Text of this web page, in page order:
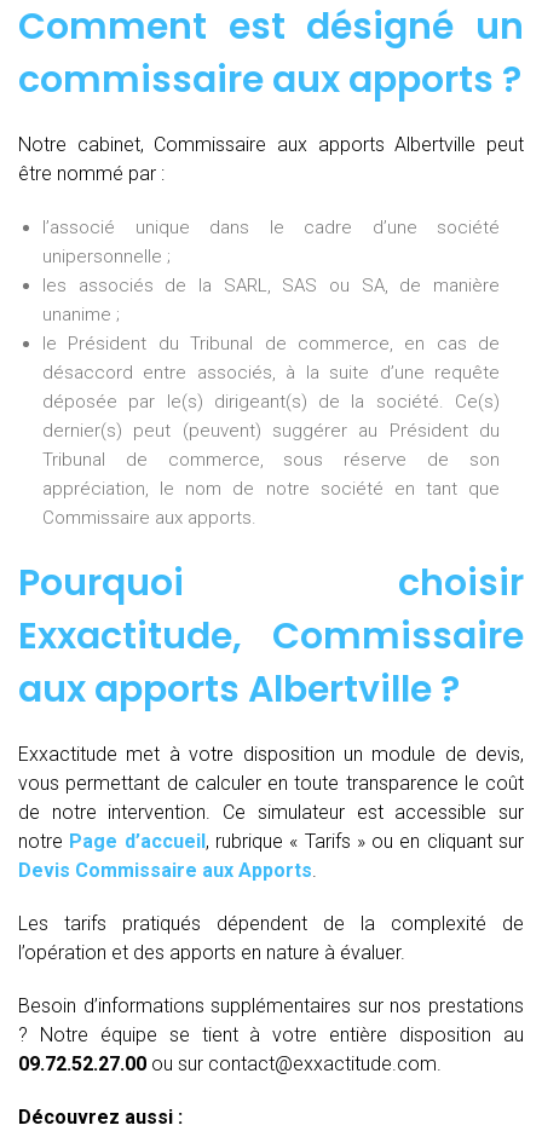
Comment est désigné un
commissaire aux apports ?
Notre cabinet, Commissaire aux apports Albertville peut
être nommé par :
l’associé unique dans le cadre d’une société
unipersonnelle ;
les associés de la SARL, SAS ou SA, de manière
unanime ;
le Président du Tribunal de commerce, en cas de
désaccord entre associés, à la suite d’une requête
déposée par le(s) dirigeant(s) de la société. Ce(s)
dernier(s) peut (peuvent) suggérer au Président du
Tribunal de commerce, sous réserve de son
appréciation, le nom de notre société en tant que
Commissaire aux apports.
Pourquoi choisir
Exxactitude, Commissaire
aux apports Albertville?
Exxactitude met à votre disposition un module de devis,
vous permettant de calculer en toute transparence le coût
de notre intervention. Ce simulateur est accessible sur
notre Page d’accueil, rubrique « Tarifs » ou en cliquant sur
Devis Commissaire aux Apports.
Les tarifs pratiqués dépendent de la complexité de
l’opération et des apports en nature à évaluer.
Besoin d’informations supplémentaires sur nos prestations
? Notre équipe se tient à votre entière disposition au
09.72.52.27.00 ou sur contact@exxactitude.com.
Découvrez aussi :